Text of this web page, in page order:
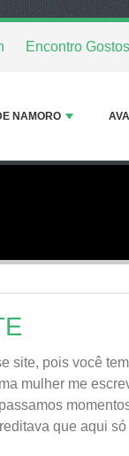
Encontro
NAMORO
site, pois você
mulher me
que aqui